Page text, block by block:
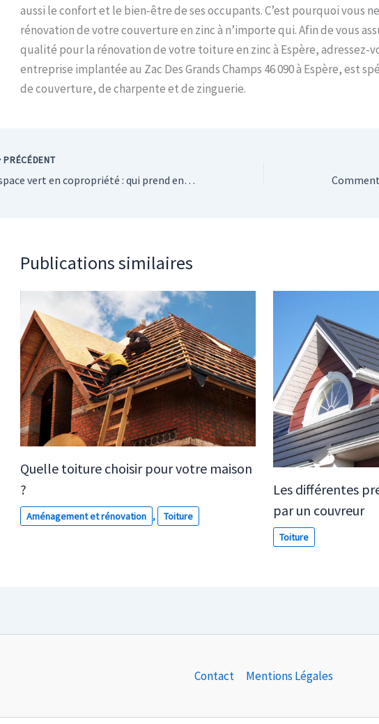
aussi le confort et le bien-être de ses occupants. C’est pourquoi vous
rénovation de votre couverture en zinc à n’importe qui. Afin de vous
qualité pour la rénovation de votre toiture en zinc à Espère, adressez-
entreprise implantée au Zac Des Grands Champs 46 090 à Espère, est
de couverture, de charpente et de zinguerie.
PRÉCÉDENT
Espace vert en copropriété : qui prend en charge l’entretien ?
Publications similaires
Quelle toiture choisir pour votre maison
?
Aménagement et rénovation , Toiture
Les différentes
par un couvreur
Toiture
Contact Mentions Légales